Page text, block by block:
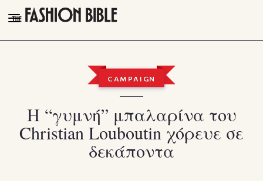
THE FASHION BIBLE
TALK OF THE TOWN
PLEASURES
CAMPAIGN
Η “γυμνή” μπαλαρίνα του
Christian Louboutin χόρευε σε
δεκάποντα